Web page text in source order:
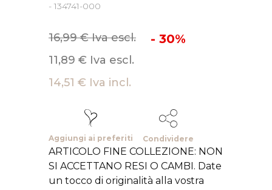
- 134741-000
16,99 € Iva escl. - 30%
11,89 € Iva escl.
14,51 € Iva incl.
Aggiungi ai preferiti Condividere
ARTICOLO FINE COLLEZIONE: NON
SI ACCETTANO RESI O CAMBI. Date
un tocco di originalità alla vostra